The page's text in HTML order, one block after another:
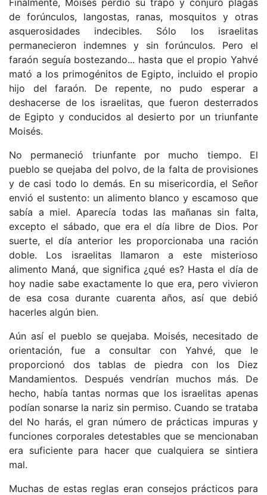
Finalmente, Moisés perdió su trapo y conjuró plagas
de forúnculos, langostas, ranas, mosquitos y otras
asquerosidades indecibles. Sólo los israelitas
permanecieron indemnes y sin forúnculos. Pero el
faraón seguía bostezando... hasta que el propio Yahvé
mató a los primogénitos de Egipto, incluido el propio
hijo del faraón. De repente, no pudo esperar a
deshacerse de los israelitas, que fueron desterrados
de Egipto y conducidos al desierto por un triunfante
Moisés.
No permaneció triunfante por mucho tiempo. El
pueblo se quejaba del polvo, de la falta de provisiones
y de casi todo lo demás. En su misericordia, el Señor
envió el sustento: un alimento blanco y escamoso que
sabía a miel. Aparecía todas las mañanas sin falta,
excepto el sábado, que era el día libre de Dios. Por
suerte, el día anterior les proporcionaba una ración
doble. Los israelitas llamaron a este misterioso
alimento Maná, que significa ¿qué es? Hasta el día de
hoy nadie sabe exactamente lo que era, pero vivieron
de esa cosa durante cuarenta años, así que debió
hacerles algún bien.
Aún así el pueblo se quejaba. Moisés, necesitado de
orientación, fue a consultar con Yahvé, que le
proporcionó dos tablas de piedra con los Diez
Mandamientos. Después vendrían muchos más. De
hecho, había tantas normas que los israelitas apenas
podían sonarse la nariz sin permiso. Cuando se trataba
del No harás, el gran número de prácticas impuras y
funciones corporales detestables que se mencionaban
era suficiente para hacer que cualquiera se sintiera
mal.
Muchas de estas reglas eran consejos prácticos para